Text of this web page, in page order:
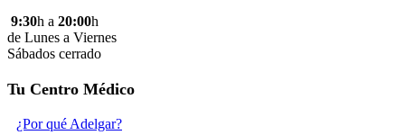
9:30h a 20:00h
de Lunes a Viernes
Sábados cerrado
Tu Centro Médico
¿Por qué Adelgar?